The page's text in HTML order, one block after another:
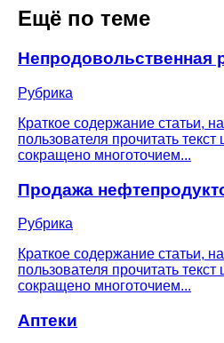
Ещё по теме
Непродовольственная
Рубрика
Краткое содержание статьи,
пользователя прочитать
сокращено многоточием...
Продажа
Рубрика
Краткое содержание статьи,
пользователя прочитать
сокращено многоточием...
Аптеки